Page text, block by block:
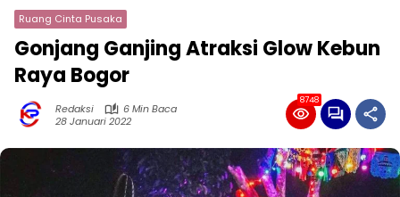
Ruang Cinta Pusaka
Gonjang Ganjing Atraksi Glow Kebun
Raya Bogor
Redaksi
6 Min Baca
28 Januari 2022
8748